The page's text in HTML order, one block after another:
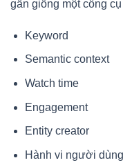
gần giống một công
Keyword
Semantic context
Watch time
Engagement
Entity creator
Hành vi người dùng